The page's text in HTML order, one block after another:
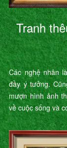
Tranh
Các nghệ nhân
đầy ý tưởng.
mượn hình ảnh
về cuộc sống và